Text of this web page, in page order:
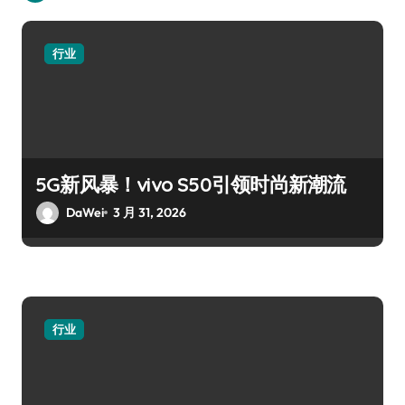
行业
5G新风暴！vivo S50引领时尚新潮流
DaWei 3 月 31, 2026
行业